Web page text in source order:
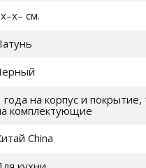
см.
года на корпус и покрытие,
комплектующие
China